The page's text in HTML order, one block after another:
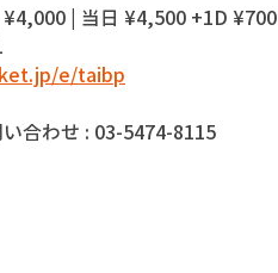
| 当日 ¥4,500 +1D ¥700
e/taibp
合わせ : 03-5474-8115